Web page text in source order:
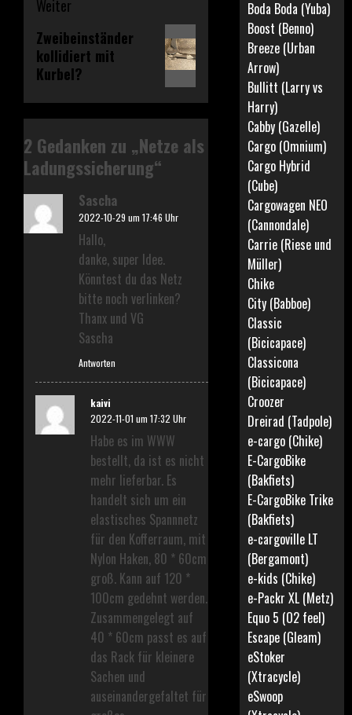
Weiter
Nächster
Beitrag:
Zweibeinständer
kollidiert mit
Kurbel?
2 Gedanken zu „Netze als
Ladungssicherung“
Sascha
2022-10-29 um 17:46 Uhr
Hallo,
danke, super Idee.
Könntest du das Netz
bitte noch verlinken?
Thanx und VG
Sascha
Antworten
kaivi
2022-11-01 um 17:32 Uhr
Habe es im WWW
bestellt, da ist es nicht
mehr lieferbar. Es
handelt sich um ein
elastisches Spannnetz
für den Kofferraum, mit
Nylon Haken, 80 * 60cm
groß. Kann auf 120 *
100cm gedehnt werden.
Zusammengelegt auf
40 * 60cm passt es auf
das Rack für kleinere
Sachen und
auseinandergefaltet für
Boda Boda (Yuba)
Boost (Benno)
Breeze (Urban
Arrow)
Bullitt (Larry vs
Harry)
Cabby (Gazelle)
Cargo (Omnium)
Cargo Hybrid
(Cube)
Cargowagen NEO
(Cannondale)
Carrie (Riese und
Müller)
Chike
City (Babboe)
Classic
(Bicicapace)
Classicona
(Bicicapace)
Croozer
Dreirad (Tadpole)
e-cargo (Chike)
E-CargoBike
(Bakfiets)
E-CargoBike Trike
(Bakfiets)
e-cargoville LT
(Bergamont)
e-kids (Chike)
e-Packr XL (Metz)
Equo 5 (O2 feel)
Escape (Gleam)
eStoker
(Xtracycle)
eSwoop